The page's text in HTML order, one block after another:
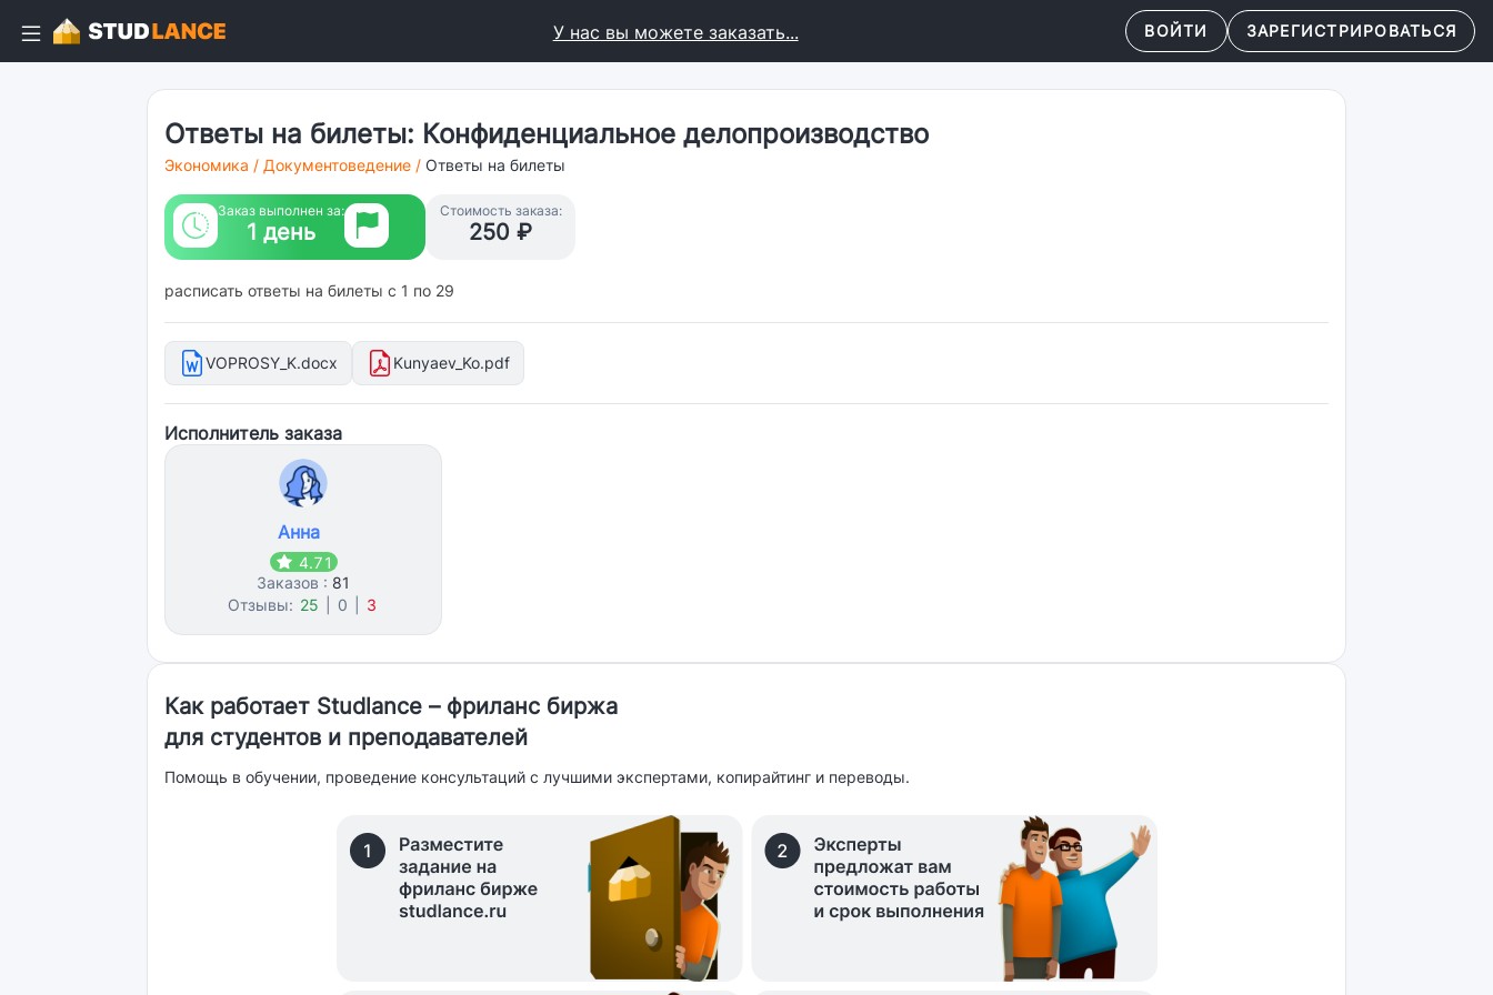
У нас вы можете заказать... ВОЙТИ ЗАРЕГИСТРИРОВАТЬСЯ
Ответы на билеты: Конфиденциальное делопроизводство
Экономика / Документоведение / Ответы на билеты
Заказ выполнен за:
1 день
Стоимость заказа:
250 ₽
расписать ответы на билеты с 1 по 29
VOPROSY_K.docx Kunyaev_Ko.pdf
Исполнитель заказа
Анна
4.71
Заказов : 81
Отзывы: 25 0 3
Как работает Studlance – фриланс биржа
для студентов и преподавателей
Помощь в обучении, проведение консультаций с лучшими экспертами, копирайтинг и переводы.